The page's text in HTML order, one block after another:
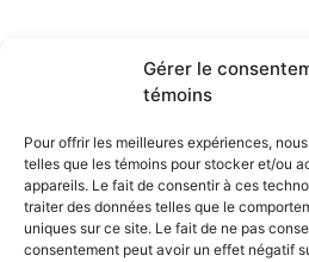
Gérer le
témoins
Pour offrir les meilleures expériences,
telles que les témoins pour stocker et/ou
appareils. Le fait de consentir à ces
traiter des données telles que le
uniques sur ce site. Le fait de ne pas
consentement peut avoir un effet négatif
Les
Les experts et